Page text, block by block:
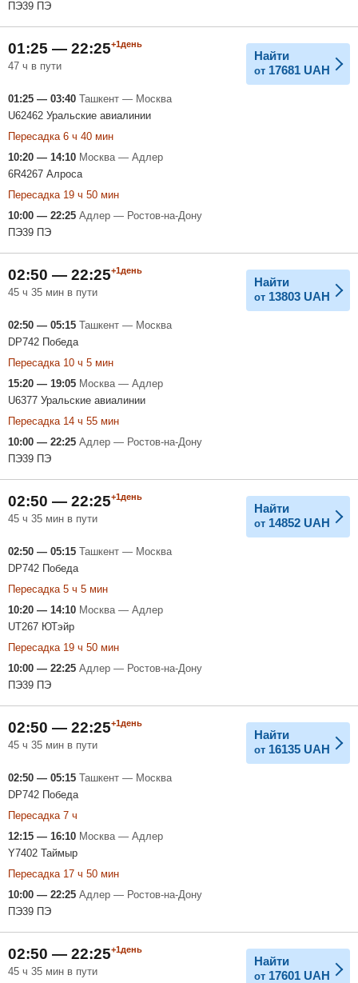
ПЭ39 ПЭ
01:25 — 22:25+1день
47 ч в пути
Найти
от 17681 UAH
01:25 — 03:40 Ташкент — Москва
U62462 Уральские авиалинии
Пересадка 6 ч 40 мин
10:20 — 14:10 Москва — Адлер
6R4267 Алроса
Пересадка 19 ч 50 мин
10:00 — 22:25 Адлер — Ростов-на-Дону
ПЭ39 ПЭ
02:50 — 22:25+1день
45 ч 35 мин в пути
Найти
от 13803 UAH
02:50 — 05:15 Ташкент — Москва
DP742 Победа
Пересадка 10 ч 5 мин
15:20 — 19:05 Москва — Адлер
U6377 Уральские авиалинии
Пересадка 14 ч 55 мин
10:00 — 22:25 Адлер — Ростов-на-Дону
ПЭ39 ПЭ
02:50 — 22:25+1день
45 ч 35 мин в пути
Найти
от 14852 UAH
02:50 — 05:15 Ташкент — Москва
DP742 Победа
Пересадка 5 ч 5 мин
10:20 — 14:10 Москва — Адлер
UT267 ЮТэйр
Пересадка 19 ч 50 мин
10:00 — 22:25 Адлер — Ростов-на-Дону
ПЭ39 ПЭ
02:50 — 22:25+1день
45 ч 35 мин в пути
Найти
от 16135 UAH
02:50 — 05:15 Ташкент — Москва
DP742 Победа
Пересадка 7 ч
12:15 — 16:10 Москва — Адлер
Y7402 Таймыр
Пересадка 17 ч 50 мин
10:00 — 22:25 Адлер — Ростов-на-Дону
ПЭ39 ПЭ
02:50 — 22:25+1день
45 ч 35 мин в пути
Найти
от 17601 UAH